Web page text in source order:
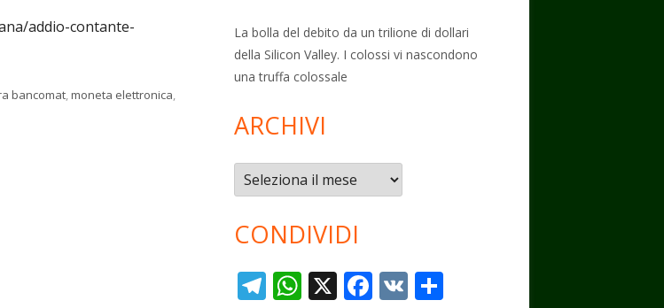
addio-contante-
bancomat,moneta elettronica,
La bolla del debito da un trilione di dollari
della Silicon Valley. I colossi vi nascondono
una truffa colossale
ARCHIVI
Archivi
CONDIVIDI
T W X F V